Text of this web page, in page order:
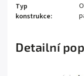
Detailní
Typ
konstrukce: